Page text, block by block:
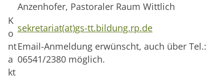
Anzenhofer, Pastoraler Raum Wittlich
K
o
nt
a
kt
sekretariat(at)gs-tt.bildung.rp.de
Email-Anmeldung erwünscht, auch über Tel.:
06541/2380 möglich.